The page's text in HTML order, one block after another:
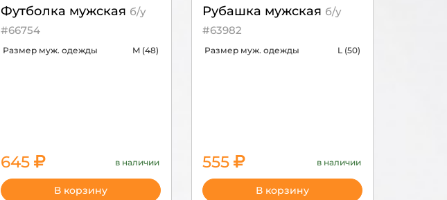
Футболка мужская б/у
#66754
Размер муж. одежды M (48)
645 в наличии
2150
В корзину
Рубашка мужская б/у
#63982
Размер муж. одежды L (50)
555 в наличии
1850
В корзину